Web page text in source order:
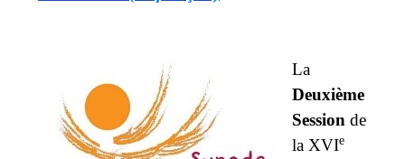
La
Deuxième
Session de
la XVIe